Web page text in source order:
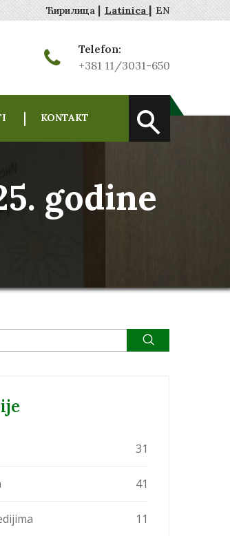
Ћирилица| Latinica| EN
Telefon:
+381 11/3031-650
KONTAKT
godine
31
41
11